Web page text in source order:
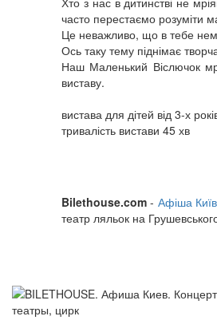
часто перестаємо розуміти
Це неважливо, що в тебе
Ось таку тему піднімає
Наш Маленький Віслючок
виставу.
вистава для дітей від 3-х
тривалість вистави 45 хв
Bilethouse.com - Афіша Київ
театр ляльок на